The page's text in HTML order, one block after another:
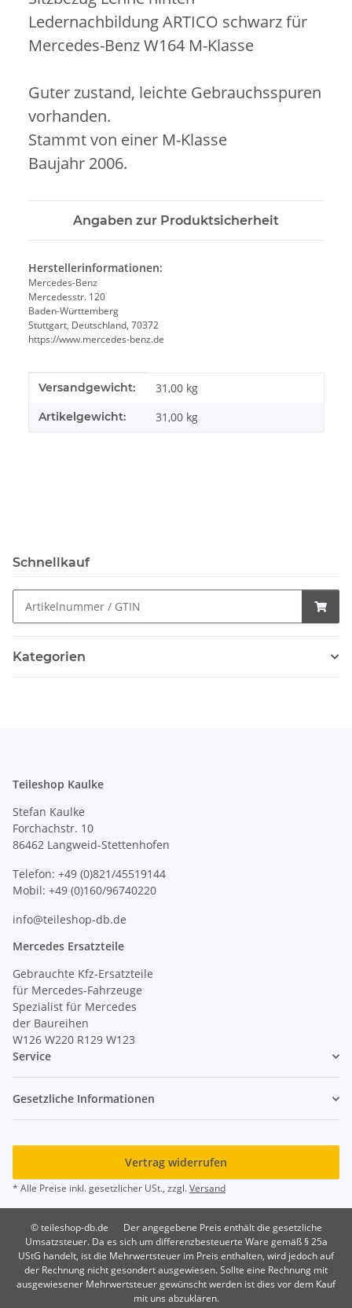
Ledernachbildung ARTICO schwarz für
Mercedes-Benz W164 M-Klasse
Guter zustand, leichte Gebrauchsspuren
vorhanden.
Stammt von einer M-Klasse
Baujahr 2006.
Angaben zur Produktsicherheit
Herstellerinformationen:
Mercedes-Benz
Mercedesstr. 120
Baden-Württemberg
Stuttgart, Deutschland, 70372
https://www.mercedes-benz.de
Produkteigenschaft
Wert
Versandgewicht: 31,00 kg
Artikelgewicht: 31,00 kg
Schnellkauf
Kategorien
Teileshop Kaulke
Stefan Kaulke
Forchachstr. 10
86462 Langweid-Stettenhofen
Telefon: +49 (0)821/45519144
Mobil: +49 (0)160/96740220
info@teileshop-db.de
Mercedes Ersatzteile
Gebrauchte Kfz-Ersatzteile
für Mercedes-Fahrzeuge
Spezialist für Mercedes
der Baureihen
W126 W220 R129 W123
Service
Gesetzliche Informationen
Vertrag widerrufen
* Alle Preise inkl. gesetzlicher USt., zzgl.Versand
© teileshop-db.de
Der angegebene Preis enthält die gesetzliche
Umsatzsteuer. Da es sich um differenzbesteuerte Ware gemäß § 25a
UStG handelt, ist die Mehrwertsteuer im Preis enthalten, wird jedoch auf
der Rechnung nicht gesondert ausgewiesen. Sollte eine Rechnung mit
ausgewiesener Mehrwertsteuer gewünscht werden ist dies vor dem Kauf
mit uns abzuklären.